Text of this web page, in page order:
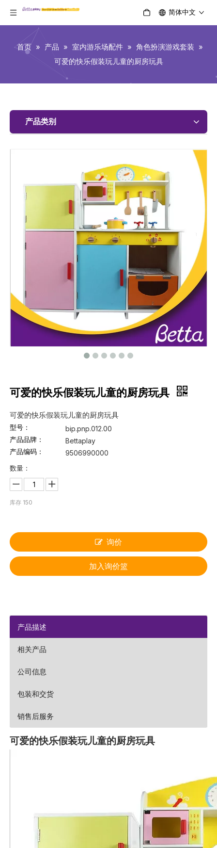
简体中文
首页 » 产品 » 室内游乐场配件 » 角色扮演游戏套装 »
可爱的快乐假装玩儿童的厨房玩具
产品类别
可爱的快乐假装玩儿童的厨房玩具
可爱的快乐假装玩儿童的厨房玩具
型号：
bip.pnp.012.00
产品品牌：
Bettaplay
产品编码：
9506990000
数量：
库存 150
询价
加入询价篮
产品描述
相关产品
公司信息
包装和交货
销售后服务
可爱的快乐假装玩儿童的厨房玩具